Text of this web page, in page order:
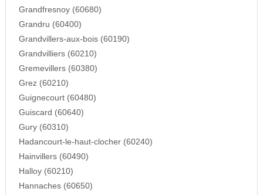
Grandfresnoy (60680)
Grandru (60400)
Grandvillers-aux-bois (60190)
Grandvilliers (60210)
Gremevillers (60380)
Grez (60210)
Guignecourt (60480)
Guiscard (60640)
Gury (60310)
Hadancourt-le-haut-clocher (60240)
Hainvillers (60490)
Halloy (60210)
Hannaches (60650)